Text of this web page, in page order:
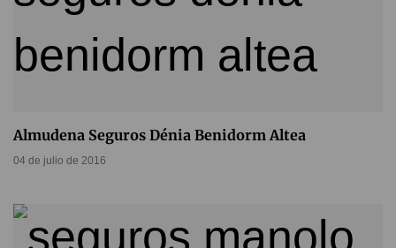
Almudena Seguros Dénia Benidorm Altea
04 de julio de 2016